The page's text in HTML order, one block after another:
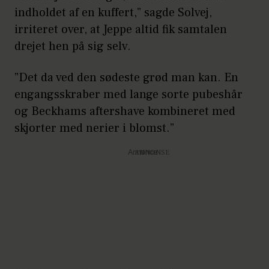
indholdet af en kuffert,” sagde Solvej,
irriteret over, at Jeppe altid fik samtalen
drejet hen på sig selv.
”Det da ved den sødeste grød man kan. En
engangsskraber med lange sorte pubeshår
og Beckhams aftershave kombineret med
skjorter med nerier i blomst.”
Annonce